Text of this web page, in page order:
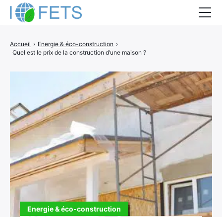
Energie & éco-construction
Accueil › Energie & éco-construction ›
Quel est le prix de la construction d’une maison ?
Actualités
Guides thermiques
Aides à la rénovation
DEVIS